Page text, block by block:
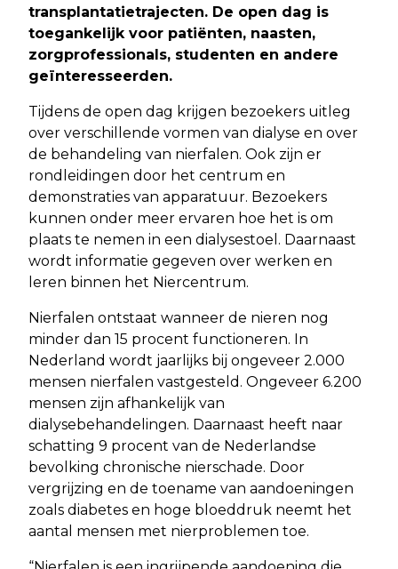
transplantatietrajecten. De open dag is
toegankelijk voor patiënten, naasten,
zorgprofessionals, studenten en andere
geïnteresseerden.
Tijdens de open dag krijgen bezoekers uitleg
over verschillende vormen van dialyse en over
de behandeling van nierfalen. Ook zijn er
rondleidingen door het centrum en
demonstraties van apparatuur. Bezoekers
kunnen onder meer ervaren hoe het is om
plaats te nemen in een dialysestoel. Daarnaast
wordt informatie gegeven over werken en
leren binnen het Niercentrum.
Nierfalen ontstaat wanneer de nieren nog
minder dan 15 procent functioneren. In
Nederland wordt jaarlijks bij ongeveer 2.000
mensen nierfalen vastgesteld. Ongeveer 6.200
mensen zijn afhankelijk van
dialysebehandelingen. Daarnaast heeft naar
schatting 9 procent van de Nederlandse
bevolking chronische nierschade. Door
vergrijzing en de toename van aandoeningen
zoals diabetes en hoge bloeddruk neemt het
aantal mensen met nierproblemen toe.